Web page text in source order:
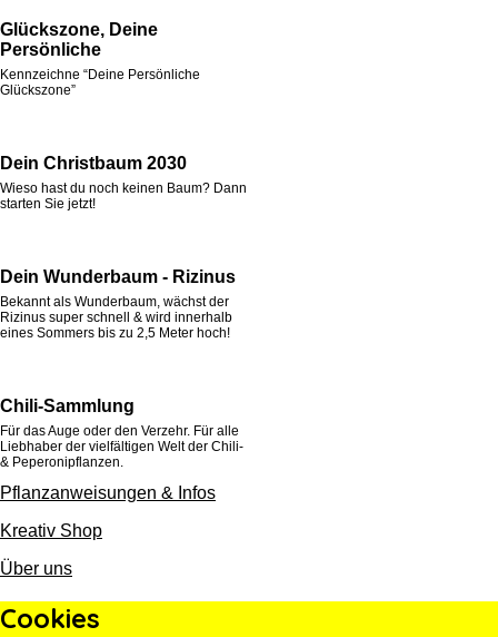
Glückszone, Deine
Persönliche
Kennzeichne “Deine Persönliche
Glückszone”
Dein Christbaum 2030
Wieso hast du noch keinen Baum? Dann
starten Sie jetzt!
Dein Wunderbaum - Rizinus
Bekannt als Wunderbaum, wächst der
Rizinus super schnell & wird innerhalb
eines Sommers bis zu 2,5 Meter hoch!
Chili-Sammlung
Für das Auge oder den Verzehr. Für alle
Liebhaber der vielfältigen Welt der Chili-
& Peperonipflanzen.
Pflanzanweisungen & Infos
Kreativ Shop
Über uns
Cookies